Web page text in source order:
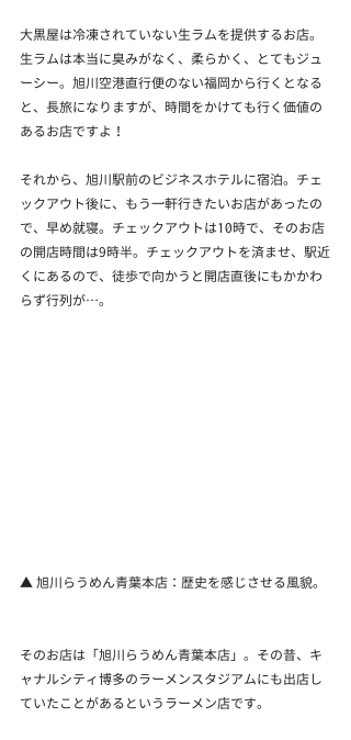
大黒屋は冷凍されていない生ラムを提供するお店。
生ラムは本当に臭みがなく、柔らかく、とてもジュ
ーシー。旭川空港直行便のない福岡から行くとなる
と、長旅になりますが、時間をかけても行く価値の
あるお店ですよ！
それから、旭川駅前のビジネスホテルに宿泊。チェ
ックアウト後に、もう一軒行きたいお店があったの
で、早め就寝。チェックアウトは10時で、そのお店
の開店時間は9時半。チェックアウトを済ませ、駅近
くにあるので、徒歩で向かうと開店直後にもかかわ
らず行列が…。
▲ 旭川らうめん青葉本店：歴史を感じさせる風貌。
そのお店は「旭川らうめん青葉本店」。その昔、キ
ャナルシティ博多のラーメンスタジアムにも出店し
ていたことがあるというラーメン店です。